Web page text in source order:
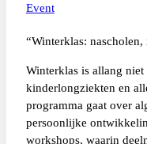
Event
“Winterklas: nascholen,
Winterklas is allang
kinderlongziekten en
programma gaat over
persoonlijke
workshops, waarin